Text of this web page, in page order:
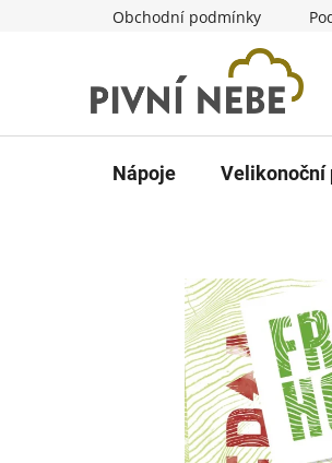
Obchodní podmínky
Nápoje Velikonoční